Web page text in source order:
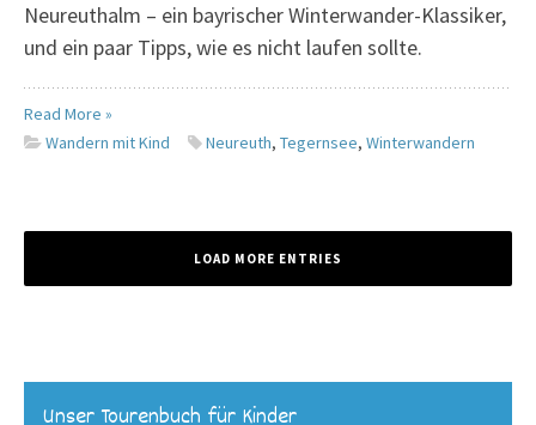
Neureuthalm – ein bayrischer Winterwander-Klassiker,
und ein paar Tipps, wie es nicht laufen sollte.
Read More »
Wandern mit Kind
Neureuth, Tegernsee, Winterwandern
LOAD MORE ENTRIES
Unser Tourenbuch für Kinder